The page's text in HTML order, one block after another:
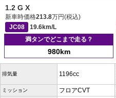
1.2 G X
新車時価格213.8万円(税込)
JC08
19.6km/L
満タンでどこまで走る？
980km
排気量 1196cc
ミッション フロアCVT